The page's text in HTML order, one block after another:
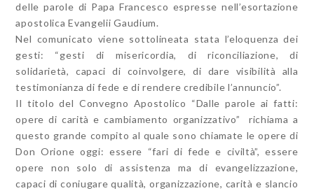
delle parole di Papa Francesco espresse nell’esortazione
apostolica Evangelii Gaudium.
Nel comunicato viene sottolineata stata l’eloquenza dei
gesti: “gesti di misericordia, di riconciliazione, di
solidarietà, capaci di coinvolgere, di dare visibilità alla
testimonianza di fede e di rendere credibile l’annuncio”.
Il titolo del Convegno Apostolico “Dalle parole ai fatti:
opere di carità e cambiamento organizzativo” richiama a
questo grande compito al quale sono chiamate le opere di
Don Orione oggi: essere “fari di fede e civiltà”, essere
opere non solo di assistenza ma di evangelizzazione,
capaci di coniugare qualità, organizzazione, carità e slancio